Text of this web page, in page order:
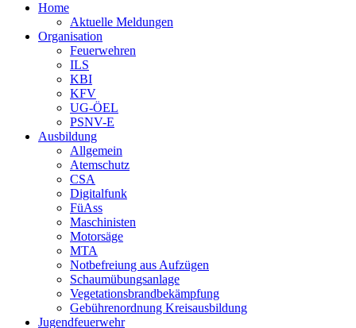
Home
Aktuelle Meldungen
Organisation
Feuerwehren
ILS
KBI
KFV
UG-ÖEL
PSNV-E
Ausbildung
Allgemein
Atemschutz
CSA
Digitalfunk
FüAss
Maschinisten
Motorsäge
MTA
Notbefreiung aus Aufzügen
Schaumübungsanlage
Vegetationsbrandbekämpfung
Gebührenordnung Kreisausbildung
Jugendfeuerwehr